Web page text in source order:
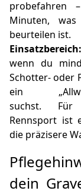
Minuten,
beurteilen ist.
Einsatzbereich:
wenn du
Schotter- oder
ein
suchst. Für
Rennsport ist
die präzisere
dein